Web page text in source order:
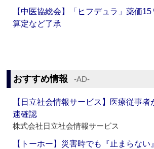
【中医協総会】「ヒフデュラ」薬価
算定など了承
おすすめ情報 ‐AD‐
【日立社会情報サービス】医療従事
速確認
株式会社日立社会情報サービス
【トーホー】災害時でも『止まらな